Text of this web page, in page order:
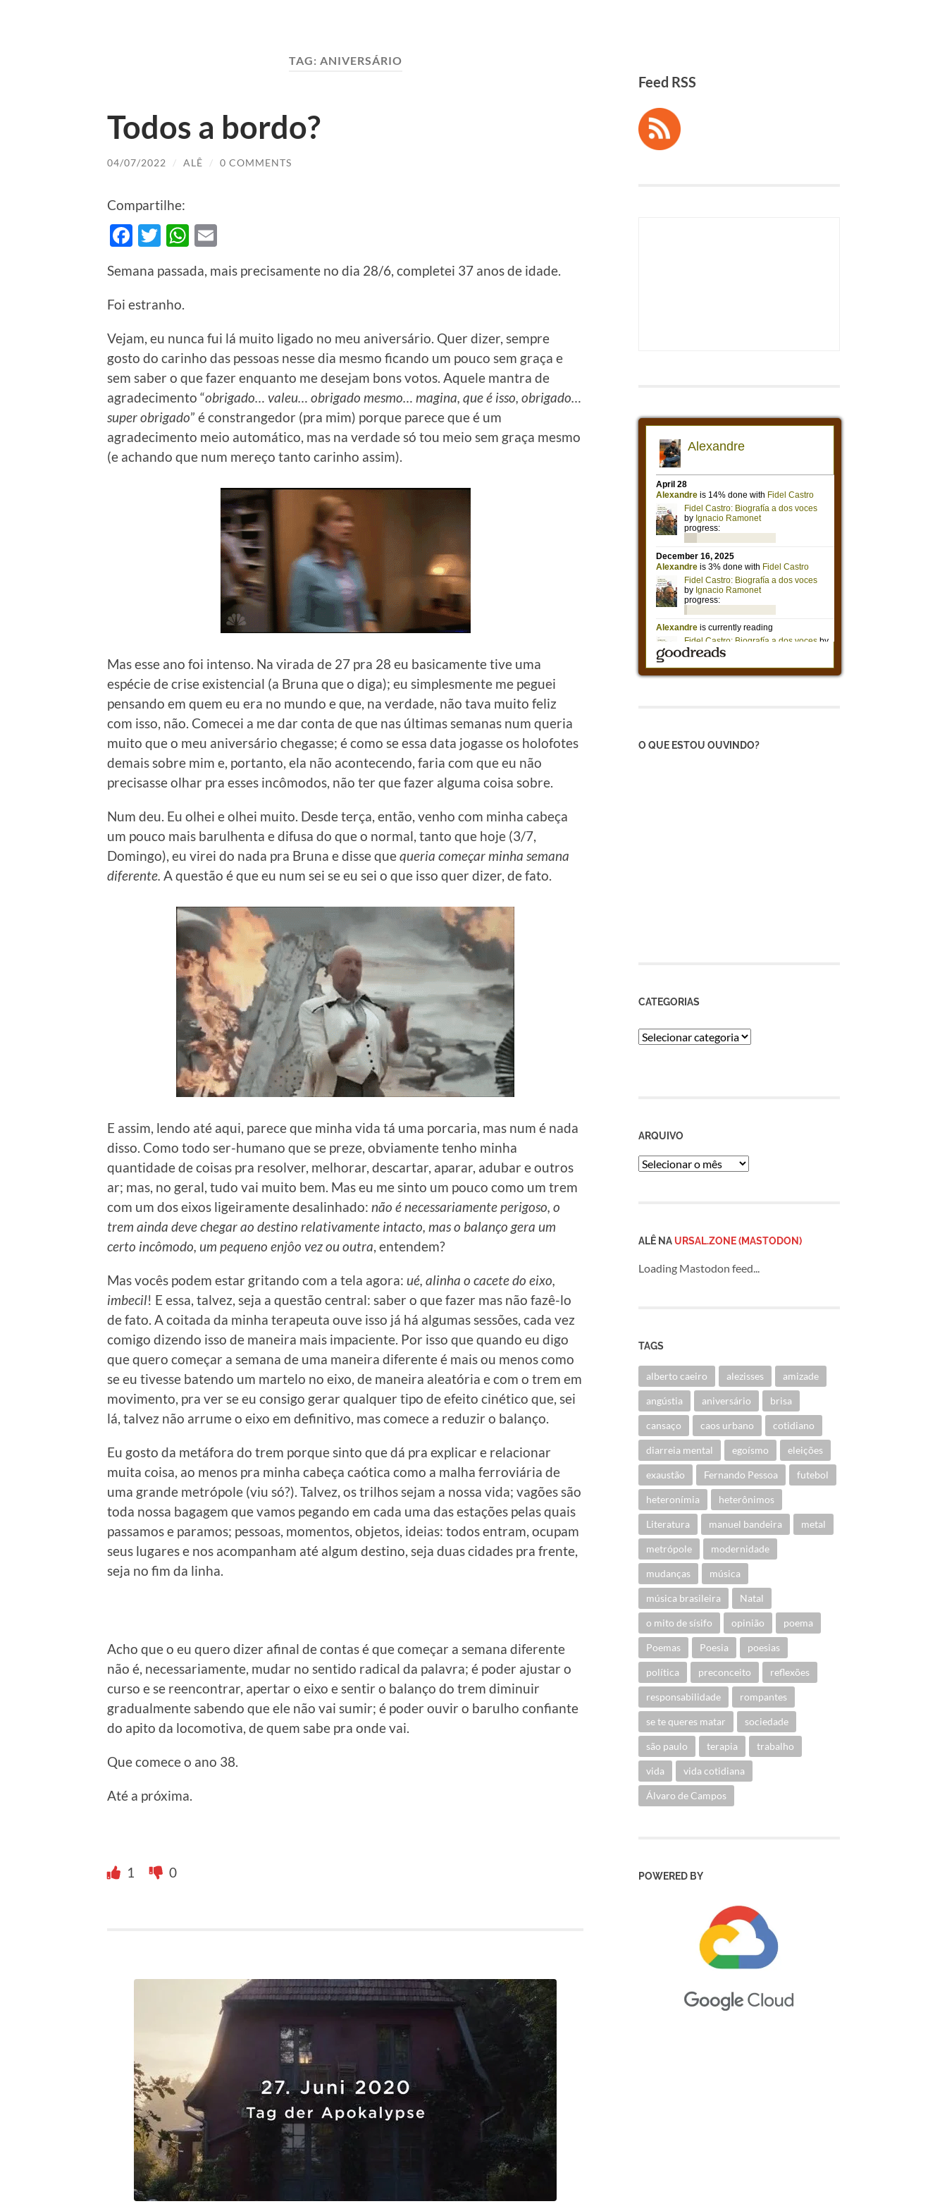
TAG: ANIVERSÁRIO
Todos a bordo?
04/07/2022 / ALÊ / 0 COMMENTS
Compartilhe:
Facebook
TwitterWhatsApp
Semana passada, mais precisamente no dia 28/6, completei 37 anos de idade.
Foi estranho.
Vejam, eu nunca fui lá muito ligado no meu aniversário. Quer dizer, sempre
gosto do carinho das pessoas nesse dia mesmo ficando um pouco sem graça e
sem saber o que fazer enquanto me desejam bons votos. Aquele mantra de
agradecimento “obrigado… valeu… obrigado mesmo… magina, que é isso, obrigado…
super obrigado” é constrangedor (pra mim) porque parece que é um
agradecimento meio automático, mas na verdade só tou meio sem graça mesmo
(e achando que num mereço tanto carinho assim).
Mas esse ano foi intenso. Na virada de 27 pra 28 eu basicamente tive uma
espécie de crise existencial (a Bruna que o diga); eu simplesmente me peguei
pensando em quem eu era no mundo e que, na verdade, não tava muito feliz
com isso, não. Comecei a me dar conta de que nas últimas semanas num queria
muito que o meu aniversário chegasse; é como se essa data jogasse os holofotes
demais sobre mim e, portanto, ela não acontecendo, faria com que eu não
precisasse olhar pra esses incômodos, não ter que fazer alguma coisa sobre.
Num deu. Eu olhei e olhei muito. Desde terça, então, venho com minha cabeça
um pouco mais barulhenta e difusa do que o normal, tanto que hoje (3/7,
Domingo), eu virei do nada pra Bruna e disse quequeria começar minha semana
diferente. A questão é que eu num sei se eu sei o que isso quer dizer, de fato.
E assim, lendo até aqui, parece que minha vida tá uma porcaria, mas num é nada
disso. Como todo ser-humano que se preze, obviamente tenho minha
quantidade de coisas pra resolver, melhorar, descartar, aparar, adubar e outros
ar; mas, no geral, tudo vai muito bem. Mas eu me sinto um pouco como um trem
com um dos eixos ligeiramente desalinhado: não é necessariamente perigoso, o
trem ainda deve chegar ao destino relativamente intacto, mas o balanço gera um
certo incômodo, um pequeno enjôo vez ou outra, entendem?
Mas vocês podem estar gritando com a tela agora: ué, alinha o cacete do eixo,
imbecil! E essa, talvez, seja a questão central: saber o que fazer mas não fazê-lo
de fato. A coitada da minha terapeuta ouve isso já há algumas sessões, cada vez
comigo dizendo isso de maneira mais impaciente. Por isso que quando eu digo
que quero começar a semana de uma maneira diferente é mais ou menos como
se eu tivesse batendo um martelo no eixo, de maneira aleatória e com o trem em
movimento, pra ver se eu consigo gerar qualquer tipo de efeito cinético que, sei
lá, talvez não arrume o eixo em definitivo, mas comece a reduzir o balanço.
Eu gosto da metáfora do trem porque sinto que dá pra explicar e relacionar
muita coisa, ao menos pra minha cabeça caótica como a malha ferroviária de
uma grande metrópole (viu só?). Talvez, os trilhos sejam a nossa vida; vagões são
toda nossa bagagem que vamos pegando em cada uma das estações pelas quais
passamos e paramos; pessoas, momentos, objetos, ideias: todos entram, ocupam
seus lugares e nos acompanham até algum destino, seja duas cidades pra frente,
seja no fim da linha.
Acho que o eu quero dizer afinal de contas é que começar a semana diferente
não é, necessariamente, mudar no sentido radical da palavra; é poder ajustar o
curso e se reencontrar, apertar o eixo e sentir o balanço do trem diminuir
gradualmente sabendo que ele não vai sumir; é poder ouvir o barulho confiante
do apito da locomotiva, de quem sabe pra onde vai.
Que comece o ano 38.
Até a próxima.
1 0
Feed RSS
O QUE ESTOU OUVINDO?
CATEGORIAS
Categorias
ARQUIVO
Arquivo
ALÊ NA URSAL.ZONE (MASTODON)
Loading Mastodon feed...
TAGS
alberto caeiro alezisses amizade
angústia aniversário brisa
cansaço caos urbano cotidiano
diarreia mental egoísmo eleições
exaustão Fernando Pessoa futebol
heteronímia heterônimos
Literatura manuel bandeira metal
metrópole modernidade
mudanças música
música brasileira Natal
o mito de sísifo opinião poema
Poemas Poesia poesias
política preconceito reflexões
responsabilidade rompantes
se te queres matar sociedade
são paulo terapia trabalho
vida vida cotidiana
Álvaro de Campos
POWERED BY